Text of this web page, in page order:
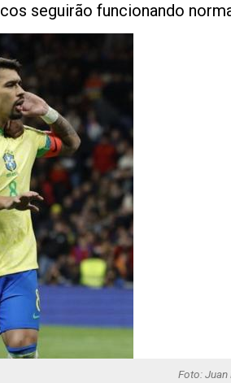
seguirão funcionando
Foto: Juan